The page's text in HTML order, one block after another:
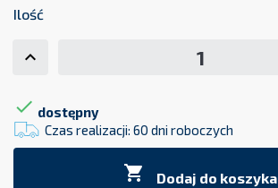
Ilość
 dostępny
Czas realizacji: 60 dni roboczych
 Dodaj do koszyka